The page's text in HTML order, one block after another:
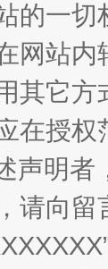
的一
网站
其它
在授
声明
请向